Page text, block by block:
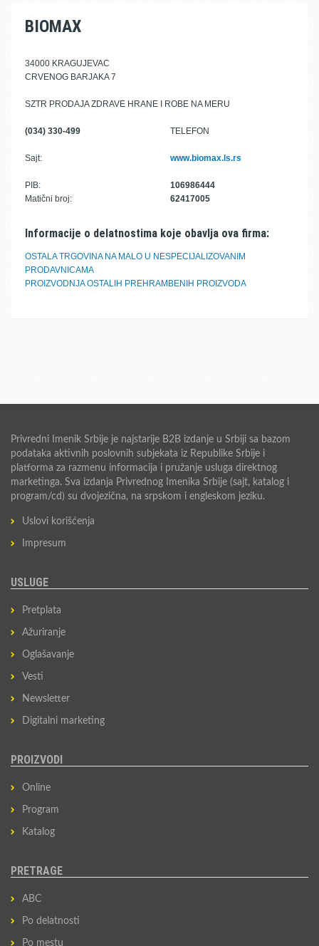
BIOMAX
34000 KRAGUJEVAC
CRVENOG BARJAKA 7
SZTR PRODAJA ZDRAVE HRANE I ROBE NA MERU
(034) 330-499 TELEFON
Sajt: www.biomax.ls.rs
PIB:
106986444
Matični broj:
62417005
Informacije o delatnostima koje obavlja ova firma:
OSTALA TRGOVINA NA MALO U NESPECIJALIZOVANIM
PRODAVNICAMA
PROIZVODNJA OSTALIH PREHRAMBENIH PROIZVODA
Privredni Imenik Srbije je najstarije B2B izdanje u Srbiji sa bazom
podataka aktivnih poslovnih subjekata iz Republike Srbije i
platforma za razmenu informacija i pružanje usluga direktnog
marketinga. Sva izdanja Privrednog Imenika Srbije (sajt, katalog i
program/cd) su dvojezična, na srpskom i engleskom jeziku.
Uslovi korišćenja
Impresum
USLUGE
Pretplata
Ažuriranje
Oglašavanje
Vesti
Newsletter
Digitalni marketing
PROIZVODI
Online
Program
Katalog
PRETRAGE
ABC
Po delatnosti
Po mestu